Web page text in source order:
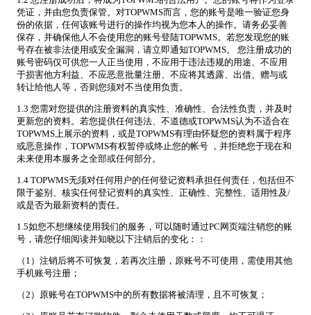
凭证，并由您负责保管。对TOPWMS而言，您的账号是唯一验证您身
份的依据，任何该账号进行的操作均视为您本人的操作。请务必妥善
保存，并确保他人不会使用您的账号登陆TOPWMS。若您发现您的账
号存在被非法使用或安全漏洞，请立即通知TOPWMS。 您注册成功的
账号密码仅可供您一人正当使用，不应用于违法违规的用途、不应用
于损害他方利益、不应恶意批量注册、不应将其透露、出借、赠与或
转让给他人等，否则您须对不当使用负责。
1.3 您需对您提供的注册资料的真实性、准确性、合法性负责，并及时
更新您的资料。若您提供任何违法、不道德或TOPWMS认为不适合在
TOPWMS上展示的资料，或是TOPWMS有理由怀疑您的资料属于程序
或恶意操作，TOPWMS有权暂停或终止您的帐号 ，并拒绝您于现在和
未来使用本服务之全部或任何部分。
1.4 TOPWMS无须对任何用户的任何登记资料承担任何责任，包括但不
限于鉴别、核实任何登记资料的真实性、正确性、完整性、适用性及/
或是否为最新资料的责任。
1.5如您不想继续使用我们的服务，可以随时通过PC网页端注销您的账
号，请您仔细阅读并知晓以下注销后的变化：：
（1）注销后将不可恢复，若再次注册，原账号不可使用，需使用其他
手机账号注册；
（2）原账号在TOPWMS中的所有数据将被清理，且不可恢复；